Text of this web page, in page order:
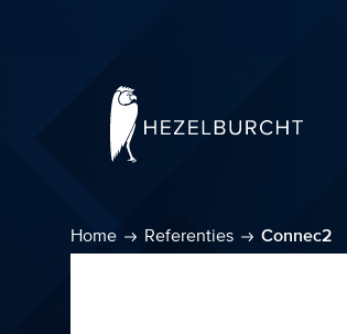
Home Referenties Connec2